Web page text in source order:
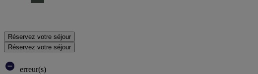
Réservez votre séjour
Réservez votre séjour
erreur(s)